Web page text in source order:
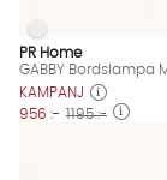
GABBY
GABBY Bordslampa
PR Home
GABBY Bordslampa
KAMPANJ
956 :- 1195 :-